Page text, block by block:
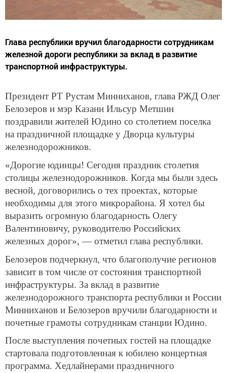
Глава республики вручил благодарности сотрудникам
железной дороги республики за вклад в развитие
транспортной инфраструктуры.
Президент РТ Рустам Минниханов, глава РЖД Олег
Белозеров и мэр Казани Ильсур Метшин
поздравили жителей Юдино со столетием поселка
на праздничной площадке у Дворца культуры
железнодорожников.
«Дорогие юдинцы! Сегодня праздник столетия
столицы железнодорожников. Когда мы были здесь
весной, договорились о тех проектах, которые
необходимы для этого микрорайона. Я хотел бы
выразить огромную благодарность Олегу
Валентиновичу, руководителю Российских
железных дорог», — отметил глава республики.
Белозеров подчеркнул, что благополучие регионов
зависит в том числе от состояния транспортной
инфраструктуры. За вклад в развитие
железнодорожного транспорта республики и России
Минниханов и Белозеров вручили благодарности и
почетные грамоты сотрудникам станции Юдино.
После выступления почетных гостей на площадке
стартовала подготовленная к юбилею концертная
программа. Хедлайнерами праздничного